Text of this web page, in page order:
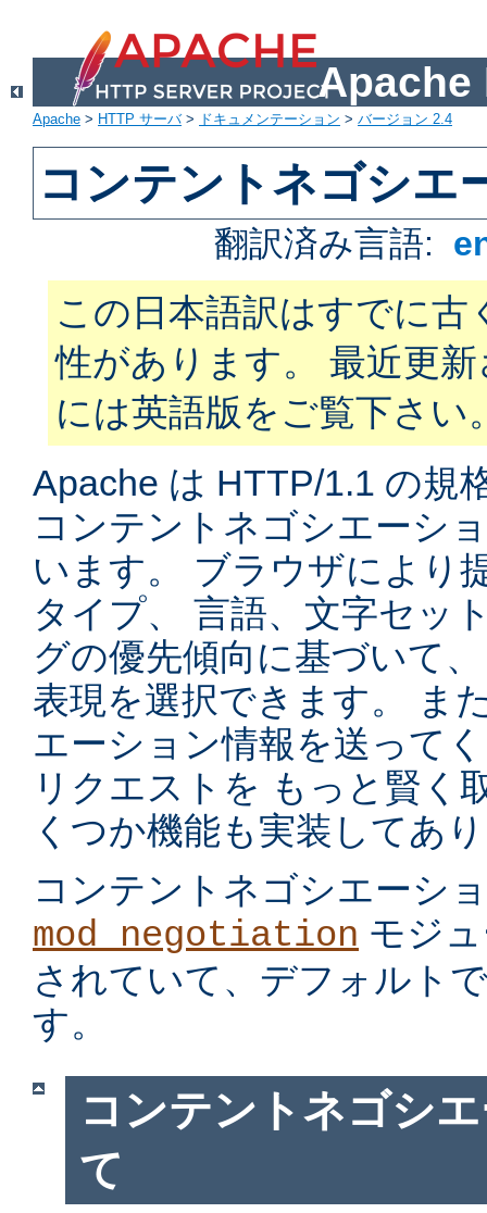
Apache
Apache > HTTP サーバ> ドキュメンテーション > バージョン 2.4
コンテントネゴシエ
翻訳済み言語:
この日本語訳はすでに古
性があります。 最近更
には英語版をご覧下さい
Apache は HTTP/1.1 の規
コンテントネゴシエーシ
います。 ブラウザにより
タイプ、 言語、文字セッ
グの優先傾向に基づいて
表現を選択できます。 ま
エーション情報を送って
リクエストを もっと賢く
くつか機能も実装してあ
コンテントネゴシエーシ
mod_negotiation モジ
されていて、デフォルト
す。
コンテントネゴシ
て